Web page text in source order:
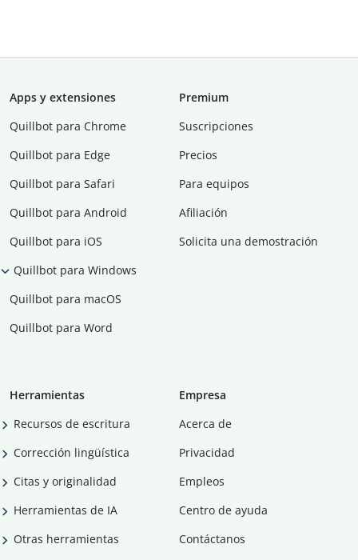
Apps y extensiones
Quillbot para Chrome
Quillbot para Edge
Quillbot para Safari
Quillbot para Android
Quillbot para iOS
Quillbot para Windows
Quillbot para macOS
Quillbot para Word
Premium
Suscripciones
Precios
Para equipos
Afiliación
Solicita una demostración
Herramientas
Recursos de escritura
Corrección lingüística
Citas y originalidad
Herramientas de IA
Otras herramientas
Empresa
Acerca de
Privacidad
Empleos
Centro de ayuda
Contáctanos